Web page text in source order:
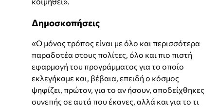
Δημοσκοπήσεις
«Ο μόνος τρόπος είναι με όλο και περισσότερα
παραδοτέα στους πολίτες, όλο και πιο πιστή
εφαρμογή του προγράμματος για το οποίο
εκλεγήκαμε και, βέβαια, επειδή ο κόσμος
ψηφίζει, πρώτον, για το αν ήσουν, αποδείχθηκες
συνεπής σε αυτά που έκανες, αλλά και για το τι